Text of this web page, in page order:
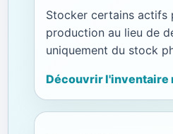
Stocker certains actifs
production au lieu de
uniquement du stock
Découvrir l'inventaire